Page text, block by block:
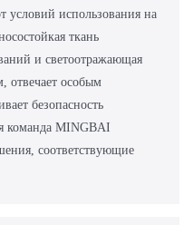
условий использования на
ткань
и светоотражающая
отвечает особым
безопасность
команда MINGBAI
соответствующие